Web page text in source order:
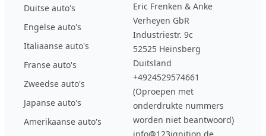
Duitse auto's
Engelse auto's
Italiaanse auto's
Franse auto's
Zweedse auto's
Japanse auto's
Amerikaanse auto's
Eric Frenken & Anke
Verheyen GbR
Industriestr. 9c
52525 Heinsberg
Duitsland
+4924529574661
(Oproepen met
onderdrukte nummers
worden niet beantwoord)